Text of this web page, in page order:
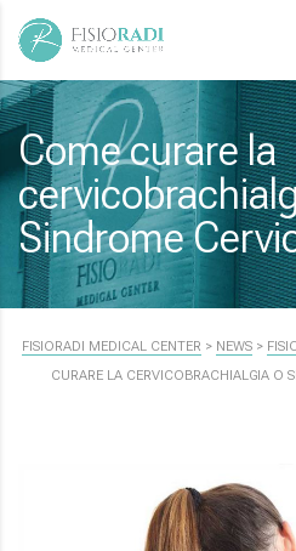
Come curare la
Sindrome
FISIORADI MEDICAL CENTER > NEWS >
CURARE LA CERVICOBRACHIALGIA O